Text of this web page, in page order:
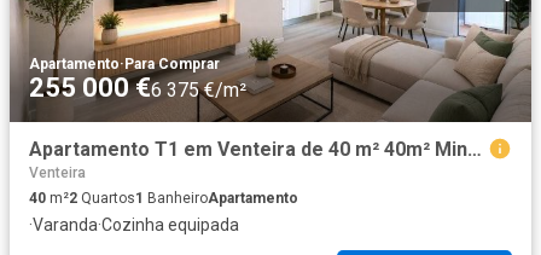
Apartamento· Para Comprar
255 000 €6 375 €/m²
Apartamento T1 em Venteira de 40 m² 40m² Mina de Água
Venteira
40 m²2 Quartos1 BanheiroApartamento
·Varanda·Cozinha equipada